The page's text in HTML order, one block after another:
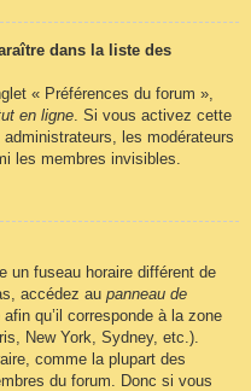
dans la liste des
« Préférences du forum »,
en ligne . Si vous activez cette
les modérateurs
les membres invisibles.
un fuseau horaire différent de
accédez au panneau de
qu’il corresponde à la zone
New York, Sydney, etc.).
comme la plupart des
du forum. Donc si vous